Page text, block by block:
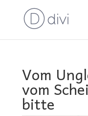
Vom
vom
bitte